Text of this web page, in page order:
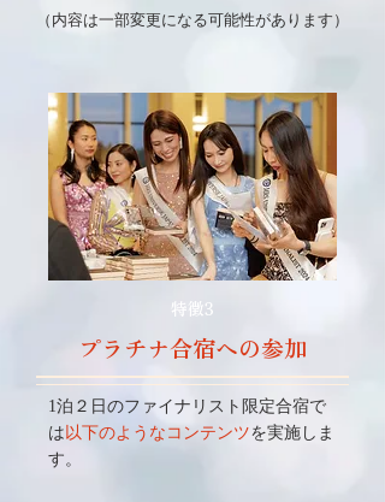
（内容は一部変更になる可能性があります）
特徴3
プラチナ合宿への参加
1泊２日のファイナリスト限定合宿で
は 以下のようなコンテンツを実施しま
す。